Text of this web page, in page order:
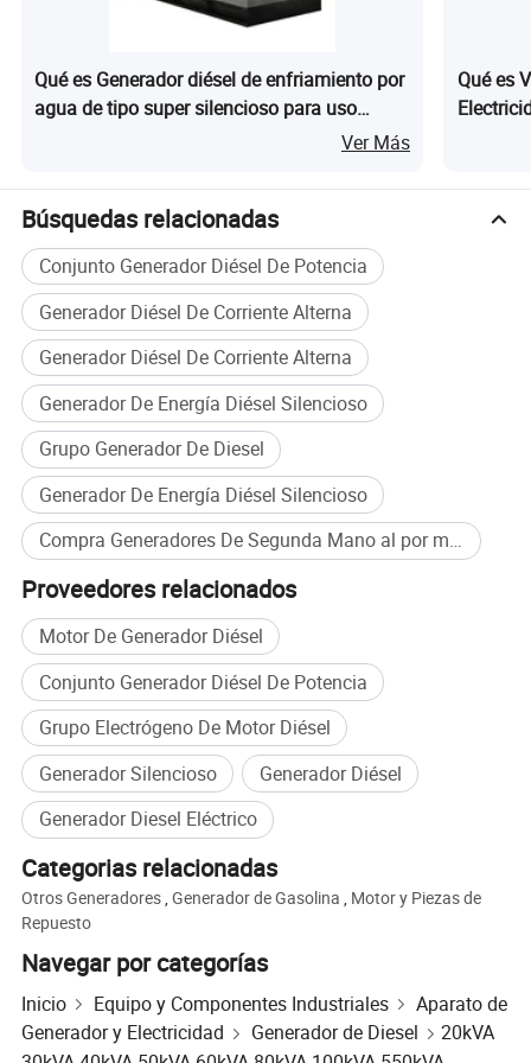
A)UN BOTÓN DE INICIO.
b) Protección contra sobrecarga.
Cuando la carga del usuario supera la potencia nominal del generador
durante la sobrecarga, el generador también mostrará una alarma de
c)protección contra sobrecorriente.
En caso de sobrecorriente, cuando la carga del usuario supera la
corriente nominal del generador diésel, el generador también mostrará
una alarma de parada.
D)Protección de baja presión de aceite.
Cuando la presión del aceite en el generador es baja o alcanza el nivel
baja de aceite y se apagará.
Cuando la temperatura del agua es alta, cuando la temperatura del
depósito de agua del generador móvil alcanza más de 98 grados, el
módulo de control del generador detectará una advertencia de
Qué es Generador diésel de enfriamiento por
agua de tipo super silencioso para uso
doméstico industrial al aire libre de Weifang
50kVA
Ver Más
Qué es
Búsquedas relacionadas
Conjunto Generador Diésel De Potencia
Generador Diésel De Corriente Alterna
Generador Diésel De Corriente Alterna
Generador De Energía Diésel Silencioso
Grupo Generador De Diesel
Generador De Energía Diésel Silencioso
Compra Generadores De Segunda Mano al por mayor
Proveedores relacionados
Motor De Generador Diésel
Conjunto Generador Diésel De Potencia
Grupo Electrógeno De Motor Diésel
Generador Silencioso
Generador Diésel
Generador Diesel Eléctrico
Categorias relacionadas
Otros Generadores,Generador de Gasolina , Motor y Piezas de
Repuesto
Navegar por categorías
Inicio Equipo y Componentes Industriales
Aparato de
Generador y Electricidad
Generador de Diesel
20kVA